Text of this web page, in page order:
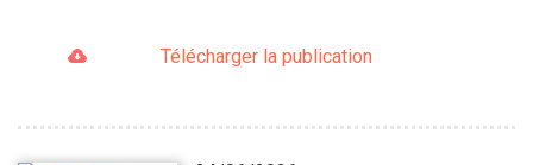
Télécharger la publication